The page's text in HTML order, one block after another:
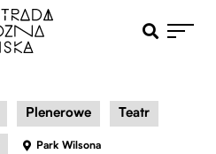
Otwiera pole
Plenerowe Teatr
Park Wilsona